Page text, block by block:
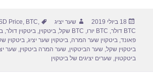
פורסם
בתאריך
18 ביולי 2019 מחבר
שער יציג תגיות Price, BTC,
BTC דולר
, BTC יורו , BTC שקל ,ביטקוין,ביטקוין דולר,
פאונד,ביטקוין שער המרה,ביטקוין שער יציג,ביטקוין
ביטקוין שקל,שער הביטקוין,שער המרה ביטקוין,שער
ביטקטוין,שערים יציגים של ביטקוין